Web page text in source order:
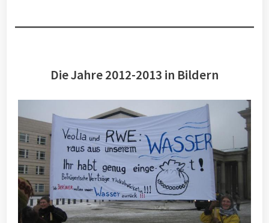
Die Jahre 2012-2013 in Bildern